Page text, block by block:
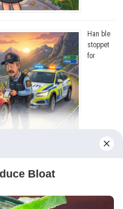
Han ble
stoppet
for